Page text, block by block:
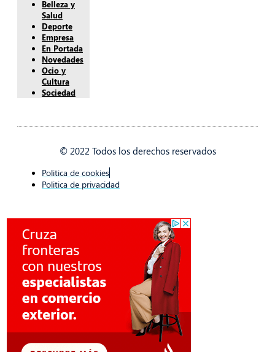
Belleza y
Salud
Deporte
Empresa
En Portada
Novedades
Ocio y
Cultura
Sociedad
© 2022 Todos los derechos reservados
Politica de cookies
Politica de privacidad